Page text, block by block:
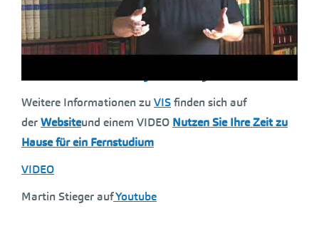
Wirtschaftspädagogik , lehrt an der
Hochschule
Allensbach
Konstanzund arbeitet für VIS– Vienna
International Studies
https://viennastudies.com/
Weitere Informationen zu VISfinden sich auf
derWebsiteund einem VIDEO Nutzen Sie Ihre Zeit zu
Hause für ein Fernstudium
VIDEO
Martin Stieger aufYoutube